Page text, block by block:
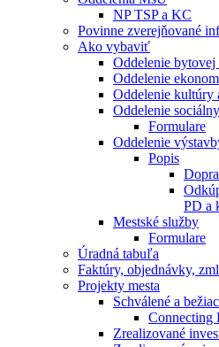
NP TSP a KC
Povinne zverejňované
Ako vybaviť
Oddelenie bytovej
Oddelenie
Oddelenie kultúry
Oddelenie
Formulare
Oddelenie
Popis
PD a
Mestské služby
Formulare
Úradná tabuľa
Faktúry, objednávky,
Projekty mesta
Schválené a
Connecting
Zrealizované